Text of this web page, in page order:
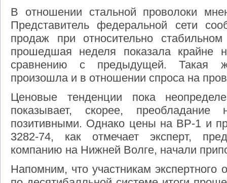
В отношении стальной проволоки
Представитель федеральной сети
продаж при относительно
прошедшая неделя показала крайне
сравнению с предыдущей. Такая
произошла и в отношении спроса на
Ценовые тенденции пока
показывает, скорее, преобладание
позитивными. Однако цены на ВР-1 и
3282-74, как отмечает эксперт,
компанию на Нижней Волге, начали
Напомним, что участникам экспертного